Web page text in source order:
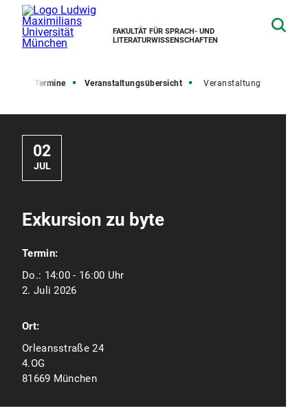
FAKULTÄT FÜR SPRACH- UND
LITERATURWISSENSCHAFTEN
und Termine Veranstaltungsübersicht Veranstaltung
02
JUL
Exkursion zu byte
Termin:
Do.: 14:00 - 16:00 Uhr
2. Juli 2026
Ort:
Orleansstraße 24
4.OG
81669 München